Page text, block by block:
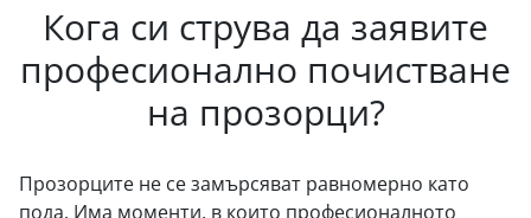
Кога си струва да заявите
професионално почистване
на прозорци?
Прозорците не се замърсяват равномерно като
пода. Има моменти, в които професионалното